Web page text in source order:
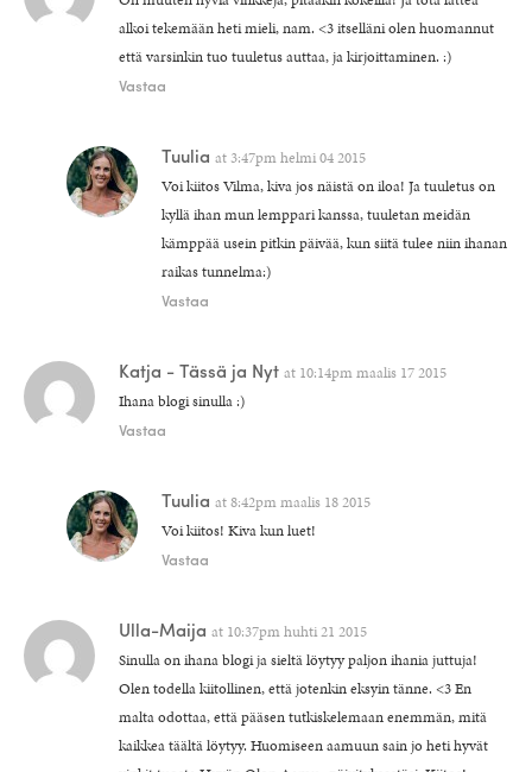
alkoi tekemään heti mieli, nam. <3 itselläni olen huomannut
että varsinkin tuo tuuletus auttaa, ja kirjoittaminen. :)
Vastaa
Tuulia at 3:47pm helmi 04 2015
Voi kiitos Vilma, kiva jos näistä on iloa! Ja tuuletus on
kyllä ihan mun lemppari kanssa, tuuletan meidän
kämppää usein pitkin päivää, kun siitä tulee niin ihanan
raikas tunnelma:)
Vastaa
Katja - Tässä ja Nyt at 10:14pm maalis 17 2015
Ihana blogi sinulla :)
Vastaa
Tuulia at8:42pm maalis 18 2015
Voi kiitos! Kiva kun luet!
Vastaa
Ulla-Maija at 10:37pm huhti 21 2015
Sinulla on ihana blogi ja sieltä löytyy paljon ihania juttuja!
Olen todella kiitollinen, että jotenkin eksyin tänne. <3 En
malta odottaa, että pääsen tutkiskelemaan enemmän, mitä
kaikkea täältä löytyy. Huomiseen aamuun sain jo heti hyvät